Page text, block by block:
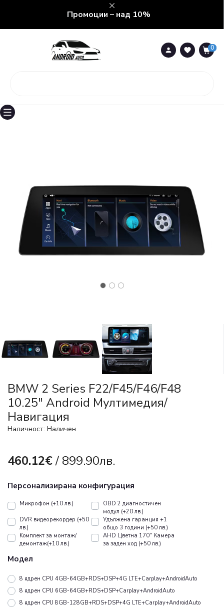
Промоции – над 10%
0
0
BMW 2 Series F22/F45/F46/F48
10.25" Android Mултимедия/
Навигация
Наличност: Наличен
460.12€/ 899.90лв.
Персонализирана конфигурация
Микрофон (+10 лв.)
OBD 2 диагностичен
модул (+20 лв.)
DVR видеорекордер (+50
лв.)
Удължена гаранция +1
общо 3 години (+50 лв.)
Koмплект за монтаж/
демонтаж(+10 лв.)
AHD Цветна 170" Камера
за заден ход (+50 лв.)
Модел
8 ядрен CPU 4GB-64GB+RDS+DSP+4G LTE+Carplay+AndroidAuto
8 ядрен CPU 6GB-64GB+RDS+DSP+Carplay+AndroidAuto
8 ядрен CPU 8GB-128GB+RDS+DSP+4G LTE+Carplay+AndroidAuto